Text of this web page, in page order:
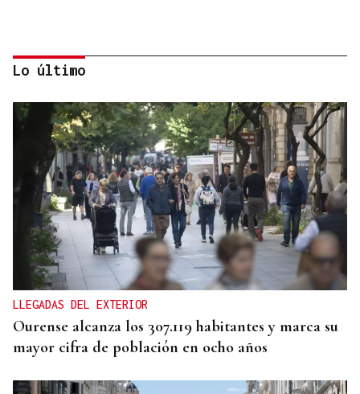
ENTREVISTA
Jorge Vázquez: "Nuestro objetivo a 2028 es crecer
creando valor para el accionista y para el equipo
que lo hace posible"
Lo último
LLEGADAS DEL EXTERIOR
Ourense alcanza los 307.119 habitantes y marca su
mayor cifra de población en ocho años